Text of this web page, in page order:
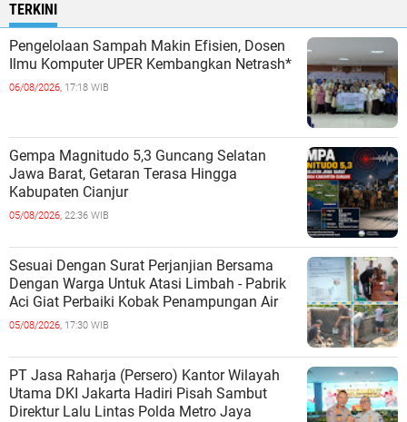
TERKINI
Pengelolaan Sampah Makin Efisien, Dosen
Ilmu Komputer UPER Kembangkan Netrash*
06/08/2026, 17:18 WIB
Gempa Magnitudo 5,3 Guncang Selatan
Jawa Barat, Getaran Terasa Hingga
Kabupaten Cianjur
05/08/2026, 22:36 WIB
Sesuai Dengan Surat Perjanjian Bersama
Dengan Warga Untuk Atasi Limbah - Pabrik
Aci Giat Perbaiki Kobak Penampungan Air
05/08/2026, 17:30 WIB
PT Jasa Raharja (Persero) Kantor Wilayah
Utama DKI Jakarta Hadiri Pisah Sambut
Direktur Lalu Lintas Polda Metro Jaya